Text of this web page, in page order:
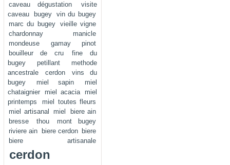
caveau dégustation
visite
caveau
bugey vin du bugey
marc du bugey
vieille vigne
chardonnay
manicle
mondeuse
gamay
pinot
bouilleur de cru
fine du
bugey
petillant
methode
ancestrale
cerdon
vins du
bugey
miel sapin
miel
chataignier
miel acacia
miel
printemps
miel toutes fleurs
miel artisanal
miel
biere ain
bresse
thou
mont bugey
riviere ain
biere cerdon biere
biere artisanale
cerdon